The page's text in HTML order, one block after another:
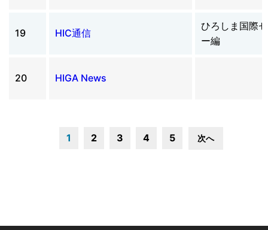
19 HIC通信
ひろしま国際
ー編
20 HIGA News
1 2 3 4 5 次へ